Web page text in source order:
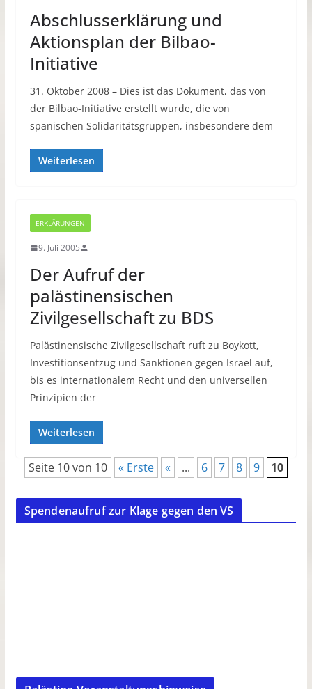
Abschlusserklärung und
Aktionsplan der Bilbao-
Initiative
31. Oktober 2008 – Dies ist das Dokument, das von
der Bilbao-Initiative erstellt wurde, die von
spanischen Solidaritätsgruppen, insbesondere dem
Weiterlesen
ERKLÄRUNGEN
9. Juli 2005
Der Aufruf der
palästinensischen
Zivilgesellschaft zu BDS
Palästinensische Zivilgesellschaft ruft zu Boykott,
Investitionsentzug und Sanktionen gegen Israel auf,
bis es internationalem Recht und den universellen
Prinzipien der
Weiterlesen
Seite 10 von 10 « Erste « ... 6 7 8 9 10
Spendenaufruf zur Klage gegen den VS